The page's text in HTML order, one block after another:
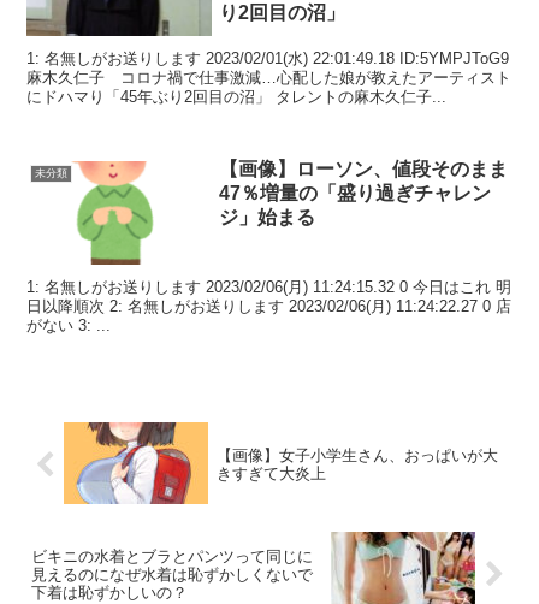
り2回目の沼」
1: 名無しがお送りします 2023/02/01(水) 22:01:49.18 ID:5YMPJToG9
麻木久仁子 コロナ禍で仕事激減…心配した娘が教えたアーティスト
にドハマり「45年ぶり2回目の沼」 タレントの麻木久仁子...
未分類
【画像】ローソン、値段そのまま
47％増量の「盛り過ぎチャレン
ジ」始まる
1: 名無しがお送りします 2023/02/06(月) 11:24:15.32 0 今日はこれ 明
日以降順次 2: 名無しがお送りします 2023/02/06(月) 11:24:22.27 0 店
がない 3: ...
【画像】女子小学生さん、おっぱいが大
きすぎて大炎上
ビキニの水着とブラとパンツって同じに
見えるのになぜ水着は恥ずかしくないで
下着は恥ずかしいの？